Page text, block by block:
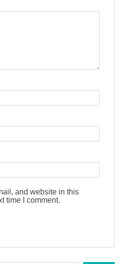
and website in this
time I comment.